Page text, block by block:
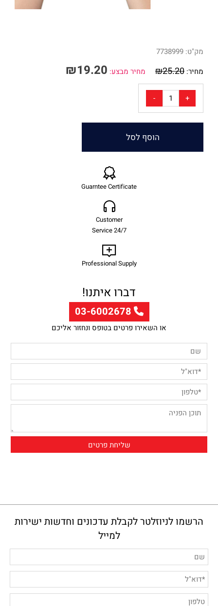
מק"ט: 7738999
מחיר:
₪25.20 מחיר מבצע: ₪19.20
הוסף לסל
Guarntee Certificate
Customer
Service 24/7
Professional Supply
דברו איתנו!
03-6002678
או השאירו פרטים בטופס ונחזור אליכם
הרשמו לניוזלטר לקבלת עדכונים וחדשות ישירות
למייל